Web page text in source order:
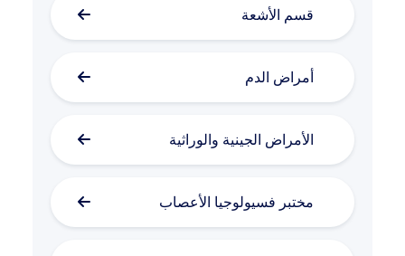
قسم الأشعة
أمراض الدم
الأمراض الجينية والوراثية
مختبر فسيولوجيا الأعصاب